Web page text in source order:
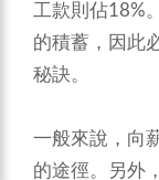
工款則佔18%
的積蓄，因此
秘訣。
一般來說，向
的途徑。另外